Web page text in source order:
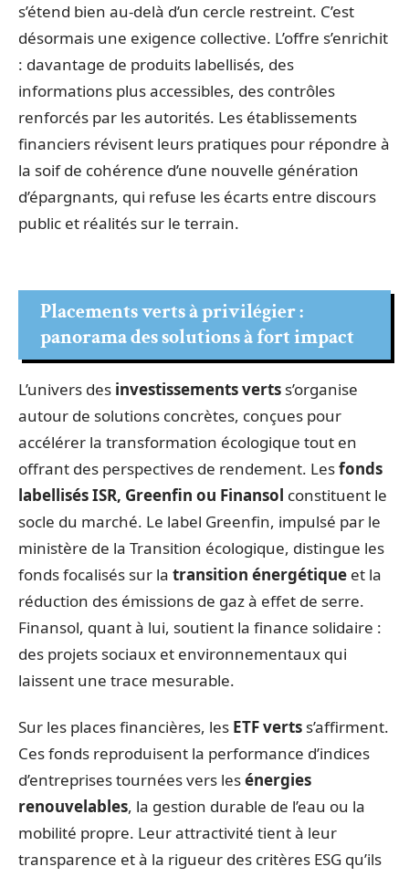
s’étend bien au-delà d’un cercle restreint. C’est
désormais une exigence collective. L’offre s’enrichit
: davantage de produits labellisés, des
informations plus accessibles, des contrôles
renforcés par les autorités. Les établissements
financiers révisent leurs pratiques pour répondre à
la soif de cohérence d’une nouvelle génération
d’épargnants, qui refuse les écarts entre discours
public et réalités sur le terrain.
Placements verts à privilégier :
panorama des solutions à fort impact
L’univers des investissements verts s’organise
autour de solutions concrètes, conçues pour
accélérer la transformation écologique tout en
offrant des perspectives de rendement. Lesfonds
labellisés ISR, Greenfin ou Finansol constituent le
socle du marché. Le label Greenfin, impulsé par le
ministère de la Transition écologique, distingue les
fonds focalisés sur la transition énergétique et la
réduction des émissions de gaz à effet de serre.
Finansol, quant à lui, soutient la finance solidaire :
des projets sociaux et environnementaux qui
laissent une trace mesurable.
Sur les places financières, les ETF verts s’affirment.
Ces fonds reproduisent la performance d’indices
d’entreprises tournées vers lesénergies
renouvelables, la gestion durable de l’eau ou la
mobilité propre. Leur attractivité tient à leur
transparence et à la rigueur des critères ESG qu’ils